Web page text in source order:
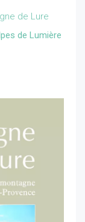
de Lure
de Lumière